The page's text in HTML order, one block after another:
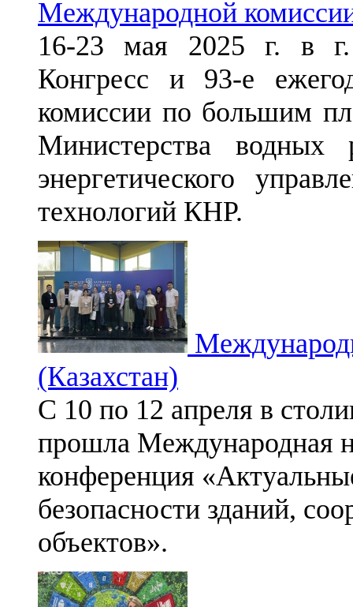
Международной
16-23 мая 2025 г. в
Конгресс и 93-е
комиссии по большим
Министерства водных
энергетического
технологий КНР.
(Казахстан)
С 10 по 12 апреля в
прошла Международная
конференция
безопасности зданий,
объектов».